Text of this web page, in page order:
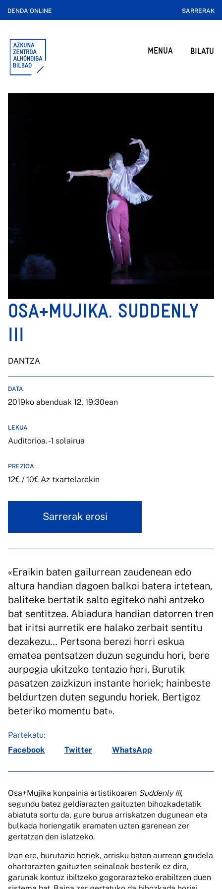
DENDA ONLINE SARRERAK
MENUA BILATU
OSA+MUJIKA. SUDDENLY
III
DANTZA
DATA
2019ko abenduak 12, 19:30ean
LEKUA
Auditorioa. -1 solairua
PREZIOA
12€ / 10€ Az txartelarekin
Sarrerak erosi
«Eraikin baten gailurrean zaudenean edo
altura handian dagoen balkoi batera irtetean,
baliteke bertatik salto egiteko nahi antzeko
bat sentitzea. Abiadura handian datorren tren
bat iritsi aurretik ere halako zerbait sentitu
dezakezu… Pertsona berezi horri eskua
ematea pentsatzen duzun segundu hori, bere
aurpegia ukitzeko tentazio hori. Burutik
pasatzen zaizkizun instante horiek; hainbeste
beldurtzen duten segundu horiek. Bertigoz
beteriko momentu bat».
Partekatu:
Facebook
Twitter WhatsApp
Osa+Mujika konpainia artistikoaren Suddenly III,
segundu batez geldiarazten gaituzten bihozkadetatik
abiatuta sortu da, gure burua arriskatzen dugunean eta
bulkada horiengatik eramaten uzten garenean zer
gertatzen den islatzeko.
Izan ere, burutazio horiek, arrisku baten aurrean gaudela
ohartarazten gaituzten seinaleak besterik ez dira,
garunak kontuz ibiltzeko gogorarazteko erabiltzen duen